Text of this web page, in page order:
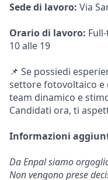
Sede di lavoro: Via
Orario di lavoro:
10 alle 19
📌 Se possiedi
settore fotovoltaico e
team dinamico e
Candidati ora, ti
Informazioni
Da Enpal siamo
Non vengono prese